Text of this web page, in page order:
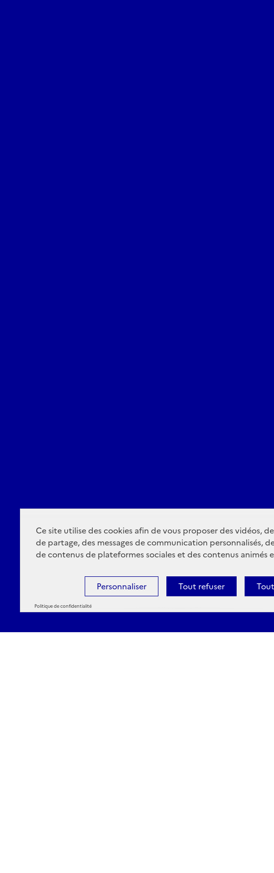
Ce site utilise des cookies afin de vous proposer des vidéos,
de partage, des messages de communication personnalisés,
de contenus de plateformes sociales et des contenus animés
Tout refuser
Personnaliser
Politique de confidentialité